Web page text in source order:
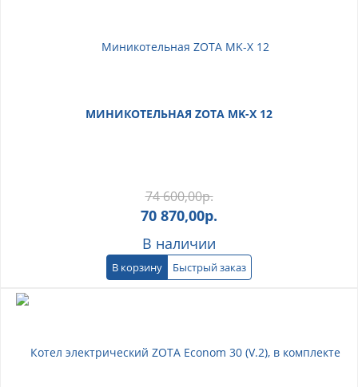
МИНИКОТЕЛЬНАЯ ZOTA MK-X 12
74 600,00р.
70 870,00р.
В наличии
В корзину Быстрый заказ